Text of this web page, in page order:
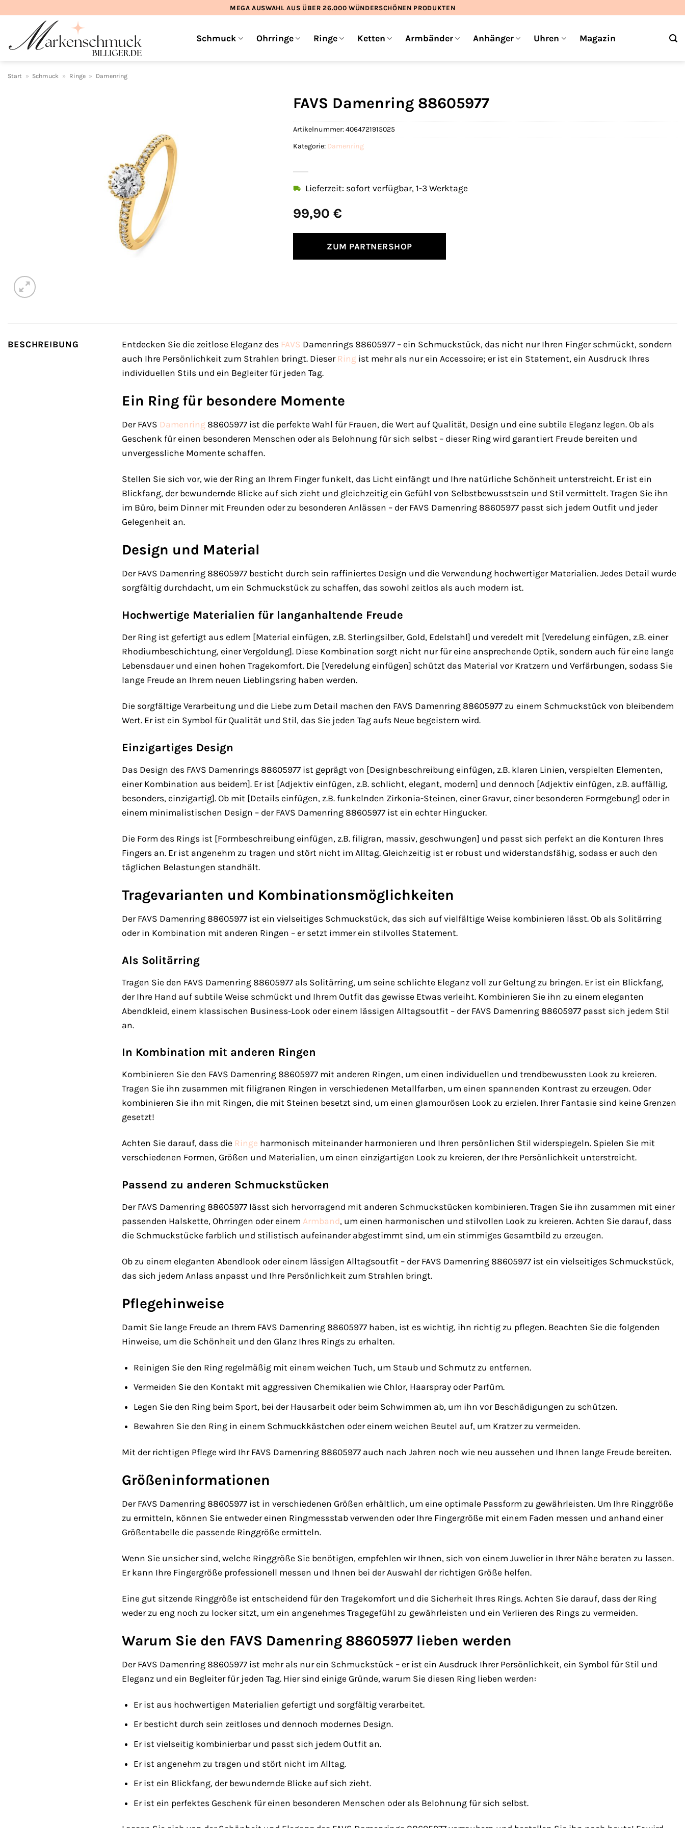
springen
MEGA AUSWAHL AUS ÜBER 26.000 WÜNDERSCHÖNEN PRODUKTEN
Schmuck Ohrringe Ringe Ketten Armbänder Anhänger Uhren Magazin
Start » Schmuck » Ringe » Damenring
FAVS Damenring 88605977
99,90 €
Lieferzeit: sofort verfügbar, 1-3 Werktage
ZUM PARTNERSHOP
Artikelnummer:4064721915025
Kategorie: Damenring
BESCHREIBUNG Entdecken Sie die zeitlose Eleganz des FAVS Damenrings 88605977 – ein Schmuckstück, das nicht nur Ihren Finger schmückt, sondern
auch Ihre Persönlichkeit zum Strahlen bringt. Dieser Ring ist mehr als nur ein Accessoire; er ist ein Statement, ein Ausdruck Ihres
individuellen Stils und ein Begleiter für jeden Tag.
Ein Ring für besondere Momente
Der FAVS Damenring 88605977 ist die perfekte Wahl für Frauen, die Wert auf Qualität, Design und eine subtile Eleganz legen. Ob als
Geschenk für einen besonderen Menschen oder als Belohnung für sich selbst – dieser Ring wird garantiert Freude bereiten und
unvergessliche Momente schaffen.
Stellen Sie sich vor, wie der Ring an Ihrem Finger funkelt, das Licht einfängt und Ihre natürliche Schönheit unterstreicht. Er ist ein
Blickfang, der bewundernde Blicke auf sich zieht und gleichzeitig ein Gefühl von Selbstbewusstsein und Stil vermittelt. Tragen Sie ihn
im Büro, beim Dinner mit Freunden oder zu besonderen Anlässen – der FAVS Damenring 88605977 passt sich jedem Outfit und jeder
Gelegenheit an.
Design und Material
Der FAVS Damenring 88605977 besticht durch sein raffiniertes Design und die Verwendung hochwertiger Materialien. Jedes Detail wurde
sorgfältig durchdacht, um ein Schmuckstück zu schaffen, das sowohl zeitlos als auch modern ist.
Hochwertige Materialien für langanhaltende Freude
Der Ring ist gefertigt aus edlem [Material einfügen, z.B. Sterlingsilber, Gold, Edelstahl] und veredelt mit [Veredelung einfügen, z.B. einer
Rhodiumbeschichtung, einer Vergoldung]. Diese Kombination sorgt nicht nur für eine ansprechende Optik, sondern auch für eine lange
Lebensdauer und einen hohen Tragekomfort. Die [Veredelung einfügen] schützt das Material vor Kratzern und Verfärbungen, sodass Sie
lange Freude an Ihrem neuen Lieblingsring haben werden.
Die sorgfältige Verarbeitung und die Liebe zum Detail machen den FAVS Damenring 88605977 zu einem Schmuckstück von bleibendem
Wert. Er ist ein Symbol für Qualität und Stil, das Sie jeden Tag aufs Neue begeistern wird.
Einzigartiges Design
Das Design des FAVS Damenrings 88605977 ist geprägt von [Designbeschreibung einfügen, z.B. klaren Linien, verspielten Elementen,
einer Kombination aus beidem]. Er ist [Adjektiv einfügen, z.B. schlicht, elegant, modern] und dennoch [Adjektiv einfügen, z.B. auffällig,
besonders, einzigartig]. Ob mit [Details einfügen, z.B. funkelnden Zirkonia-Steinen, einer Gravur, einer besonderen Formgebung] oder in
einem minimalistischen Design – der FAVS Damenring 88605977 ist ein echter Hingucker.
Die Form des Rings ist [Formbeschreibung einfügen, z.B. filigran, massiv, geschwungen] und passt sich perfekt an die Konturen Ihres
Fingers an. Er ist angenehm zu tragen und stört nicht im Alltag. Gleichzeitig ist er robust und widerstandsfähig, sodass er auch den
täglichen Belastungen standhält.
Tragevarianten und Kombinationsmöglichkeiten
Der FAVS Damenring 88605977 ist ein vielseitiges Schmuckstück, das sich auf vielfältige Weise kombinieren lässt. Ob als Solitärring
oder in Kombination mit anderen Ringen – er setzt immer ein stilvolles Statement.
Als Solitärring
Tragen Sie den FAVS Damenring 88605977 als Solitärring, um seine schlichte Eleganz voll zur Geltung zu bringen. Er ist ein Blickfang,
der Ihre Hand auf subtile Weise schmückt und Ihrem Outfit das gewisse Etwas verleiht. Kombinieren Sie ihn zu einem eleganten
Abendkleid, einem klassischen Business-Look oder einem lässigen Alltagsoutfit – der FAVS Damenring 88605977 passt sich jedem Stil
an.
In Kombination mit anderen Ringen
Kombinieren Sie den FAVS Damenring 88605977 mit anderen Ringen, um einen individuellen und trendbewussten Look zu kreieren.
Tragen Sie ihn zusammen mit filigranen Ringen in verschiedenen Metallfarben, um einen spannenden Kontrast zu erzeugen. Oder
kombinieren Sie ihn mit Ringen, die mit Steinen besetzt sind, um einen glamourösen Look zu erzielen. Ihrer Fantasie sind keine Grenzen
gesetzt!
Achten Sie darauf, dass die Ringe harmonisch miteinander harmonieren und Ihren persönlichen Stil widerspiegeln. Spielen Sie mit
verschiedenen Formen, Größen und Materialien, um einen einzigartigen Look zu kreieren, der Ihre Persönlichkeit unterstreicht.
Passend zu anderen Schmuckstücken
Der FAVS Damenring 88605977 lässt sich hervorragend mit anderen Schmuckstücken kombinieren. Tragen Sie ihn zusammen mit einer
passenden Halskette, Ohrringen oder einem Armband, um einen harmonischen und stilvollen Look zu kreieren. Achten Sie darauf, dass
die Schmuckstücke farblich und stilistisch aufeinander abgestimmt sind, um ein stimmiges Gesamtbild zu erzeugen.
Ob zu einem eleganten Abendlook oder einem lässigen Alltagsoutfit – der FAVS Damenring 88605977 ist ein vielseitiges Schmuckstück,
das sich jedem Anlass anpasst und Ihre Persönlichkeit zum Strahlen bringt.
Pflegehinweise
Damit Sie lange Freude an Ihrem FAVS Damenring 88605977 haben, ist es wichtig, ihn richtig zu pflegen. Beachten Sie die folgenden
Hinweise, um die Schönheit und den Glanz Ihres Rings zu erhalten.
Reinigen Sie den Ring regelmäßig mit einem weichen Tuch, um Staub und Schmutz zu entfernen.
Vermeiden Sie den Kontakt mit aggressiven Chemikalien wie Chlor, Haarspray oder Parfüm.
Legen Sie den Ring beim Sport, bei der Hausarbeit oder beim Schwimmen ab, um ihn vor Beschädigungen zu schützen.
Bewahren Sie den Ring in einem Schmuckkästchen oder einem weichen Beutel auf, um Kratzer zu vermeiden.
Mit der richtigen Pflege wird Ihr FAVS Damenring 88605977 auch nach Jahren noch wie neu aussehen und Ihnen lange Freude bereiten.
Größeninformationen
Der FAVS Damenring 88605977 ist in verschiedenen Größen erhältlich, um eine optimale Passform zu gewährleisten. Um Ihre Ringgröße
zu ermitteln, können Sie entweder einen Ringmessstab verwenden oder Ihre Fingergröße mit einem Faden messen und anhand einer
Größentabelle die passende Ringgröße ermitteln.
Wenn Sie unsicher sind, welche Ringgröße Sie benötigen, empfehlen wir Ihnen, sich von einem Juwelier in Ihrer Nähe beraten zu lassen.
Er kann Ihre Fingergröße professionell messen und Ihnen bei der Auswahl der richtigen Größe helfen.
Eine gut sitzende Ringgröße ist entscheidend für den Tragekomfort und die Sicherheit Ihres Rings. Achten Sie darauf, dass der Ring
weder zu eng noch zu locker sitzt, um ein angenehmes Tragegefühl zu gewährleisten und ein Verlieren des Rings zu vermeiden.
Warum Sie den FAVS Damenring 88605977 lieben werden
Der FAVS Damenring 88605977 ist mehr als nur ein Schmuckstück – er ist ein Ausdruck Ihrer Persönlichkeit, ein Symbol für Stil und
Eleganz und ein Begleiter für jeden Tag. Hier sind einige Gründe, warum Sie diesen Ring lieben werden:
Er ist aus hochwertigen Materialien gefertigt und sorgfältig verarbeitet.
Er besticht durch sein zeitloses und dennoch modernes Design.
Er ist vielseitig kombinierbar und passt sich jedem Outfit an.
Er ist angenehm zu tragen und stört nicht im Alltag.
Er ist ein Blickfang, der bewundernde Blicke auf sich zieht.
Er ist ein perfektes Geschenk für einen besonderen Menschen oder als Belohnung für sich selbst.